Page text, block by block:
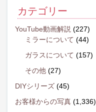
カテゴリー
YouTube動画解説 (227)
ミラーについて (44)
ガラスについて (157)
その他 (27)
DIYシリーズ (45)
お客様からの写真 (1,336)